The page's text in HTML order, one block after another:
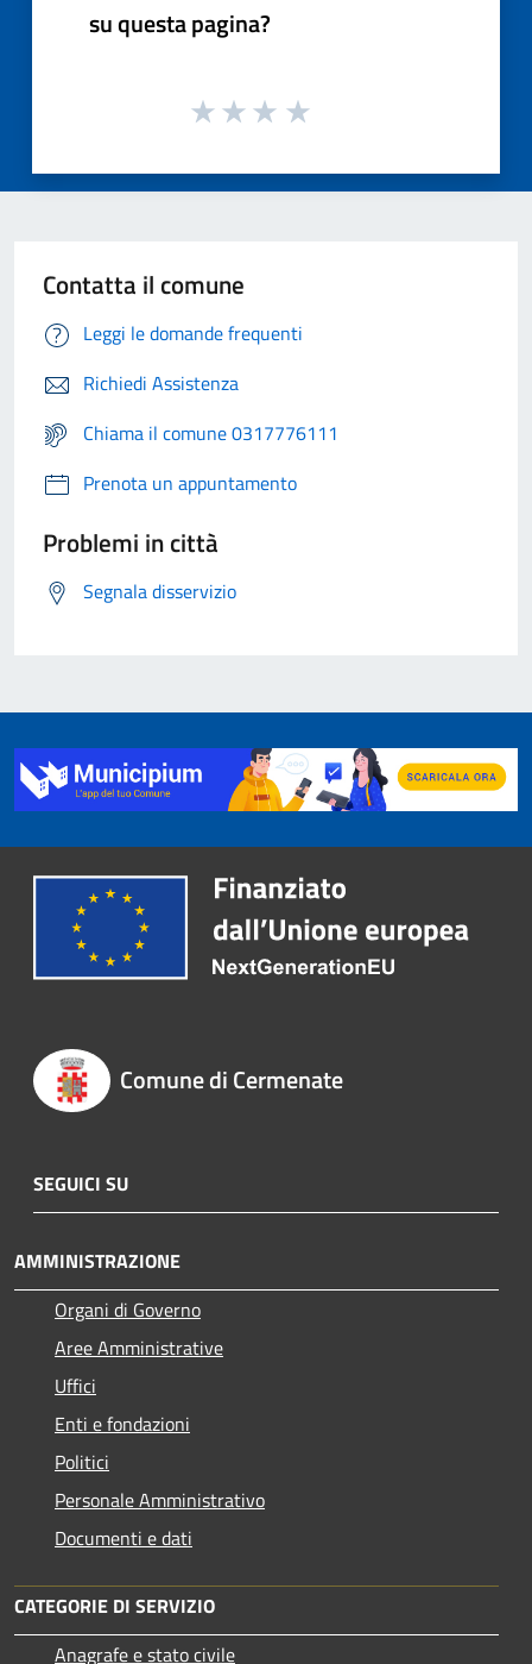
su questa pagina?
Contatta il comune
Leggi le domande frequenti
Richiedi Assistenza
Chiama il comune 0317776111
Prenota un appuntamento
Problemi in città
Segnala disservizio
Comune di Cermenate
SEGUICI SU
AMMINISTRAZIONE
Organi di Governo
Aree Amministrative
Uffici
Enti e fondazioni
Politici
Personale Amministrativo
Documenti e dati
CATEGORIE DI SERVIZIO
Anagrafe e stato civile